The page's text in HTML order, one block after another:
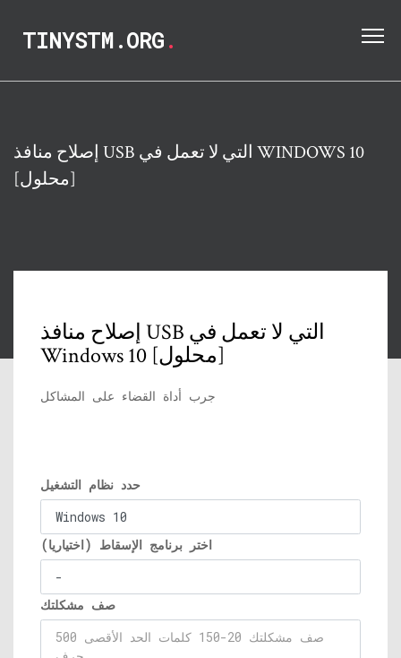
TINYSTM.ORG.
إصلاح منافذ USB التي لا تعمل في WINDOWS 10
[محلول]
إصلاح منافذ USB التي لا تعمل في
Windows 10 [محلول]
جرب أداة القضاء على المشاكل
حدد نظام التشغيل
اختر برنامج الإسقاط (اختياريا)
صف مشكلتك